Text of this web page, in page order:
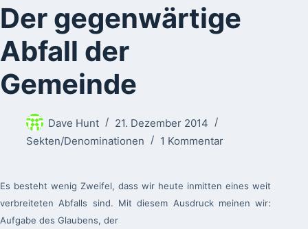
Der gegenwärtige
Abfall der
Gemeinde
Dave Hunt
21. Dezember 2014
Sekten/Denominationen
1 Kommentar
Es besteht wenig Zweifel, dass wir heute inmitten eines weit
verbreiteten Abfalls sind. Mit diesem Ausdruck meinen wir:
Aufgabe des Glaubens, der